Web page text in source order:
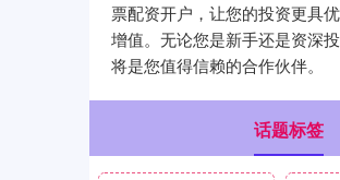
票配资开户，让您的投资更具
增值。无论您是新手还是资深
将是您值得信赖的合作伙伴。
话题标签